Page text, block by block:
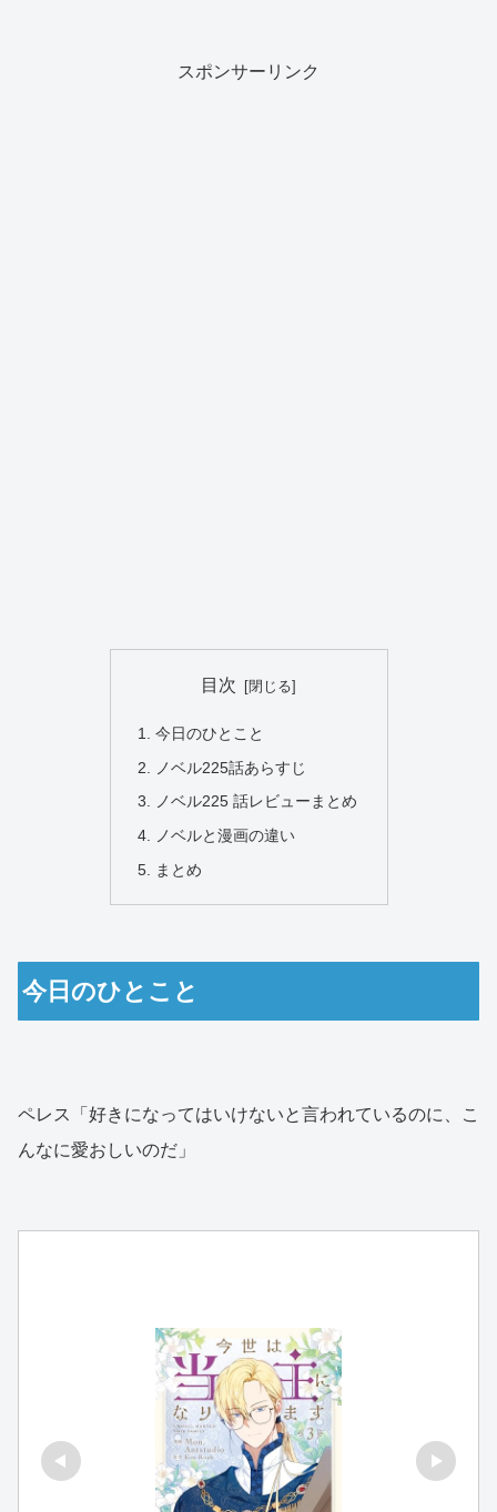
スポンサーリンク
目次
今日のひとこと
ノベル225話あらすじ
ノベル225 話レビューまとめ
ノベルと漫画の違い
まとめ
今日のひとこと
ペレス「好きになってはいけないと言われているのに、こ
んなに愛おしいのだ」